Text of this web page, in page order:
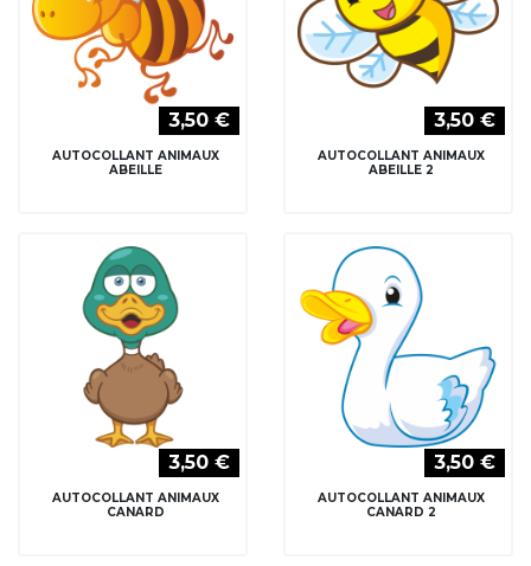
3,50 €
AUTOCOLLANT ANIMAUX
ABEILLE
3,50 €
AUTOCOLLANT ANIMAUX
ABEILLE 2
3,50 €
AUTOCOLLANT ANIMAUX
CANARD
3,50 €
AUTOCOLLANT ANIMAUX
CANARD 2